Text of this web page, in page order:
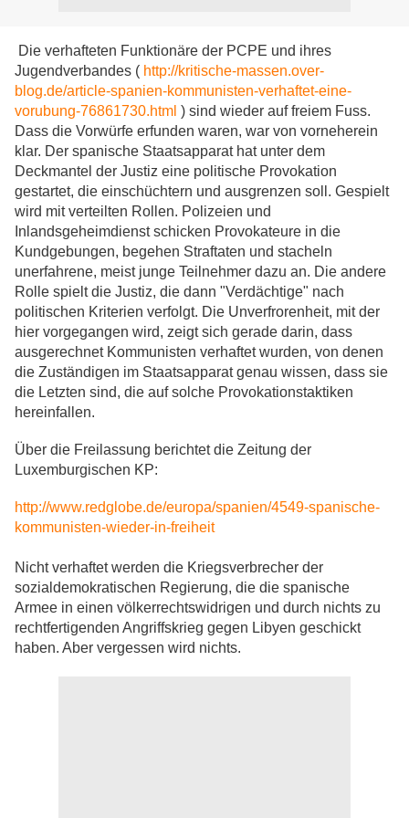
Die verhafteten Funktionäre der PCPE und ihres
Jugendverbandes ( http://kritische-massen.over-
blog.de/article-spanien-kommunisten-verhaftet-eine-
vorubung-76861730.html ) sind wieder auf freiem Fuss.
Dass die Vorwürfe erfunden waren, war von vorneherein
klar. Der spanische Staatsapparat hat unter dem
Deckmantel der Justiz eine politische Provokation
gestartet, die einschüchtern und ausgrenzen soll. Gespielt
wird mit verteilten Rollen. Polizeien und
Inlandsgeheimdienst schicken Provokateure in die
Kundgebungen, begehen Straftaten und stacheln
unerfahrene, meist junge Teilnehmer dazu an. Die andere
Rolle spielt die Justiz, die dann "Verdächtige" nach
politischen Kriterien verfolgt. Die Unverfrorenheit, mit der
hier vorgegangen wird, zeigt sich gerade darin, dass
ausgerechnet Kommunisten verhaftet wurden, von denen
die Zuständigen im Staatsapparat genau wissen, dass sie
die Letzten sind, die auf solche Provokationstaktiken
hereinfallen.
Über die Freilassung berichtet die Zeitung der
Luxemburgischen KP:
http://www.redglobe.de/europa/spanien/4549-spanische-
kommunisten-wieder-in-freiheit
Nicht verhaftet werden die Kriegsverbrecher der
sozialdemokratischen Regierung, die die spanische
Armee in einen völkerrechtswidrigen und durch nichts zu
rechtfertigenden Angriffskrieg gegen Libyen geschickt
haben. Aber vergessen wird nichts.